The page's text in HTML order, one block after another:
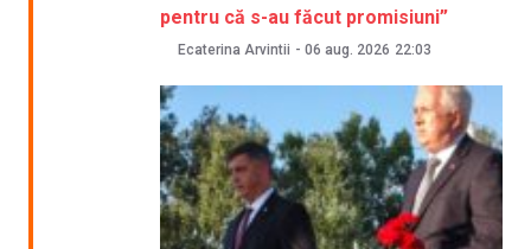
pentru că s-au făcut promisiuni”
Ecaterina Arvintii - 06 aug. 2026 22:03